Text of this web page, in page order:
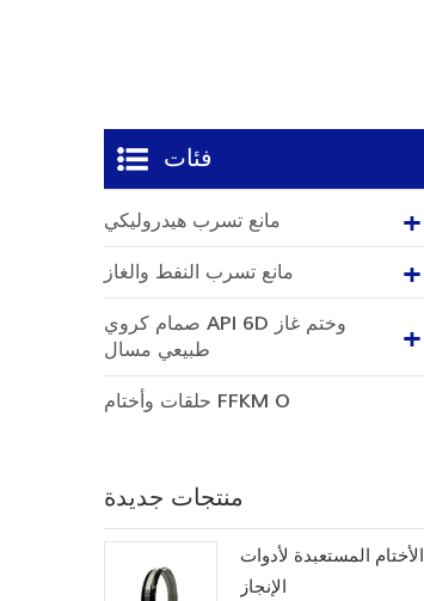
فئات
مانع تسرب هيدروليكي
مانع تسرب النفط والغاز
صمام كروي API 6D وختم غاز
طبيعي مسال
حلقات وأختام FFKM O
منتجات جديدة
الأختام المستعبدة لأدوات
الإنجاز